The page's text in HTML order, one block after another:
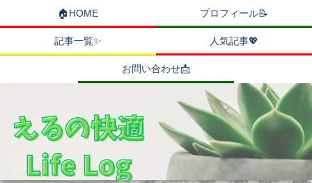
🏠HOME プロフィール📝
記事一覧✨ 人気記事💖
お問い合わせ📩